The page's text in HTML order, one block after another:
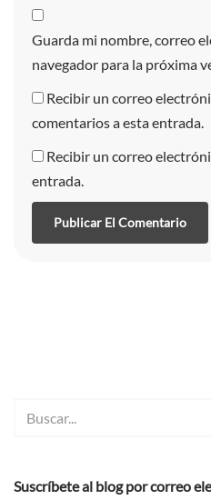
Guarda mi nombre, correo
navegador para la próxima
Recibir un correo
comentarios a esta entrada.
Recibir un correo
entrada.
Suscríbete al blog por correo